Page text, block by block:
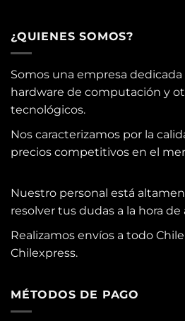
¿QUIENES SOMOS?
Somos una empresa dedicada
hardware de computación y
tecnológicos.
Nos caracterizamos por la
precios competitivos en el
Nuestro personal está
resolver tus dudas a la hora
Realizamos envíos a todo
Chilexpress.
MÉTODOS DE PAGO